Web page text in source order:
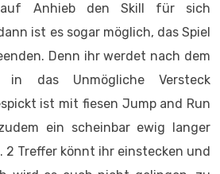
Anhieb den Skill für sich
ist es sogar möglich, das Spiel
Denn ihr werdet nach dem
in das Unmögliche Versteck
ist mit fiesen Jump and Run
ein scheinbar ewig langer
2 Treffer könnt ihr einstecken und